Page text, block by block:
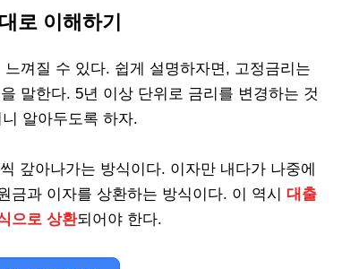
로 이해하기
껴질 수 있다. 쉽게 설명하자면, 고정금리는
말한다. 5년 이상 단위로 금리를 변경하는 것
알아두도록 하자.
갚아나가는 방식이다. 이자만 내다가 나중에
금과 이자를 상환하는 방식이다. 이 역시대출
으로 상환되어야 한다.